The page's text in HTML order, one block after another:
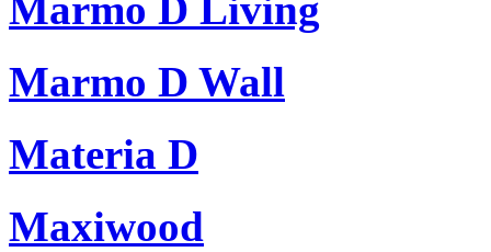
Marmo D Wall
Materia D
Maxiwood